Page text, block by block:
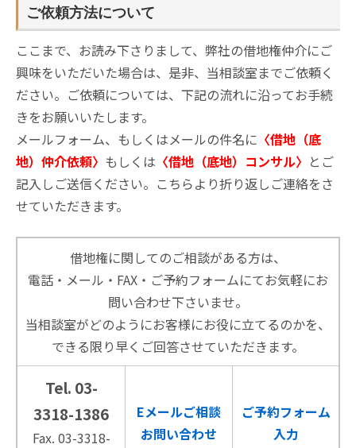
ご依頼方法について
ここまで、お読み下さりまして、弊社の借地権仲介にご
興味をいただいた場合は、是非、当相談室までご依頼く
ださい。ご依頼については、下記の流れに沿ってお手続
きをお願いいたします。
メールフォーム、もしくはメールの件名に 〈借地（底
地）仲介依頼〉 もしくは 〈借地（底地）コンサル〉 とご
記入しご送信ください。こちらより折り返しご連絡をさ
せていただきます。
借地権に関してのご相談がある方は、
電話・メール・FAX・ご予約フォームにてお気軽にお
問い合わせ下さいませ。
当相談室がどのようにお客様にお役に立てるのかを、
できる限り早くご回答させていただきます。
Tel. 03-
3318-1386
Fax. 03-3318-
Eメールご相談
お問い合わせ
ご予約フォーム
入力